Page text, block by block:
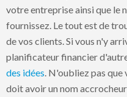
votre entreprise ainsi que le
fournissez. Le tout est de
de vos clients. Si vous n'y
planificateur financier
des idées . N'oubliez pas
doit avoir un nom